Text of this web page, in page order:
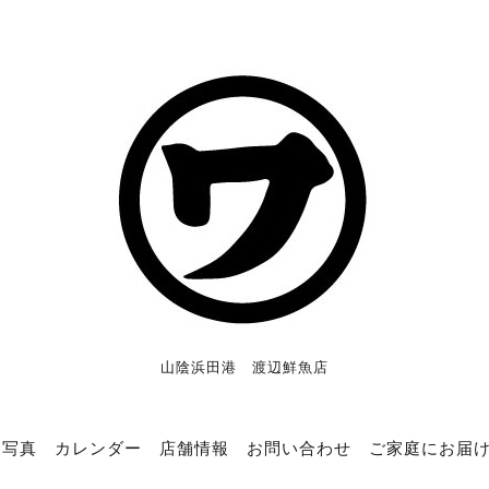
山陰浜田港 渡辺鮮魚店
写真 カレンダー 店舗情報 お問い合わせ ご家庭にお届け